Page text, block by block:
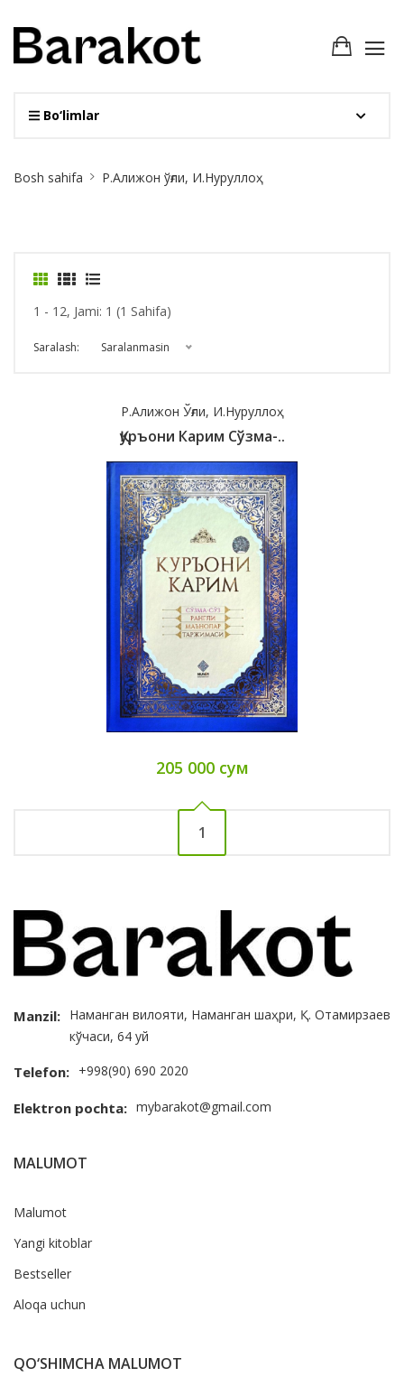
Bo‘limlar
Breadcrumb
Bosh sahifa Р.Алижон ўғли, И.Нуруллоҳ
1 - 12, Jami: 1 (1 Sahifa)
Saralash: Saralanmasin
Р.Алижон Ўғли, И.Нуруллоҳ
Қуръони Карим Сўзма-..
205 000 сум
1
Manzil: Наманган вилояти, Наманган шаҳри, Қ. Отамирзаев
кўчаси, 64 уй
Telefon: +998(90) 690 2020
Elektron pochta: mybarakot@gmail.com
MALUMOT
Malumot
Yangi kitoblar
Bestseller
Aloqa uchun
QO‘SHIMCHA MALUMOT